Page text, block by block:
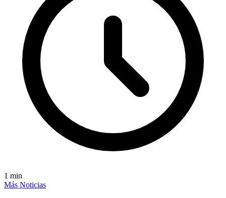
1 min
Más Noticias